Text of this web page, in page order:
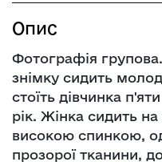
Опис
Фотографія
знімку сидить
стоїть дівчинка
рік. Жінка сидить
високою спинкою,
прозорої тканини,